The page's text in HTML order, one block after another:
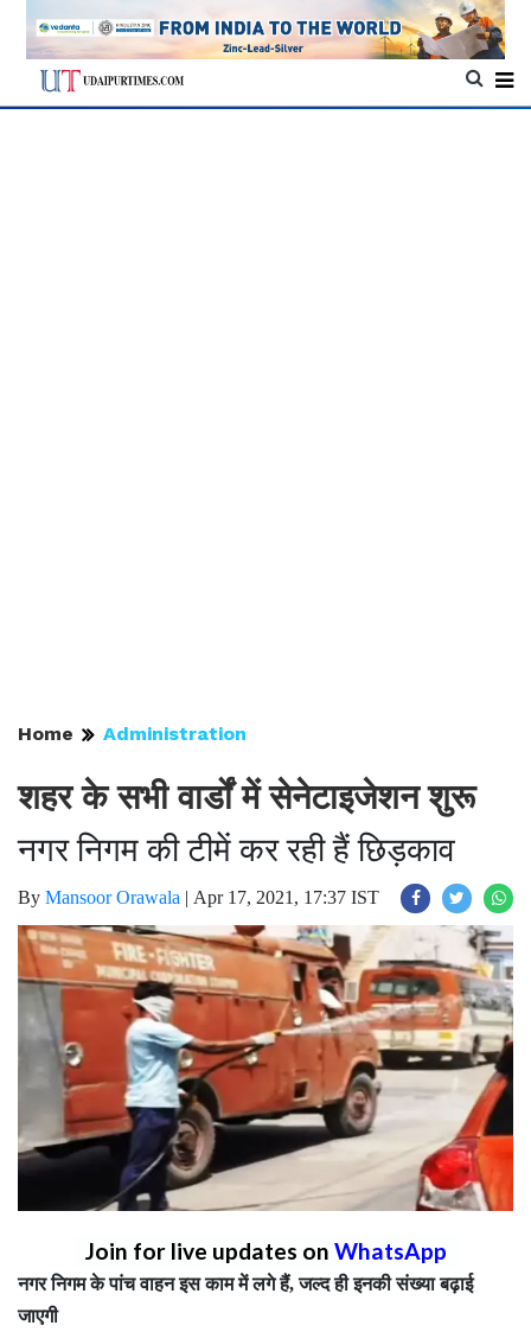
Home Administration
शहर के सभी वार्डों में सेनेटाइजेशन शुरू
नगर निगम की टीमें कर रही हैं छिड़काव
By Mansoor Orawala | Apr 17, 2021, 17:37 IST
Join for live updates on WhatsApp
नगर निगम के पांच वाहन इस काम में लगे हैं, जल्द ही इनकी संख्या बढ़ाई
जाएगी